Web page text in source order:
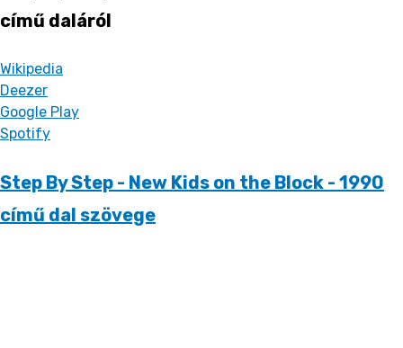
című daláról
Wikipedia
Deezer
Google Play
Spotify
Step By Step - New Kids on the Block - 1990
című dal szövege